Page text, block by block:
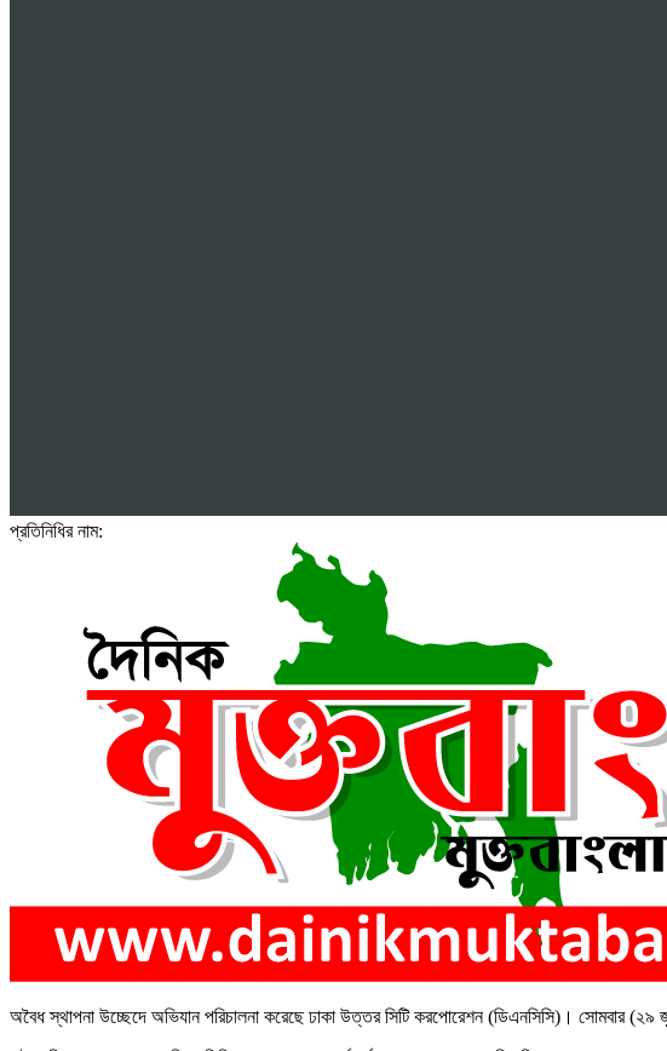
প্রতিনিধির নাম:
অবৈধ স্থাপনা উচ্ছেদে অভিযান পরিচালনা করেছে ঢাকা উত্তর সিটি করপোরেশন (ডিএনসিসি)। সোমবার